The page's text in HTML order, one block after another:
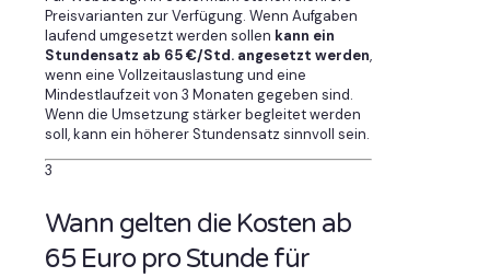
Preisvarianten zur Verfügung. Wenn Aufgaben
laufend umgesetzt werden sollen kann ein
Stundensatz ab 65 €/Std. angesetzt werden,
wenn eine Vollzeitauslastung und eine
Mindestlaufzeit von 3 Monaten gegeben sind.
Wenn die Umsetzung stärker begleitet werden
soll, kann ein höherer Stundensatz sinnvoll sein.
3
Wann gelten die Kosten ab
65 Euro pro Stunde für